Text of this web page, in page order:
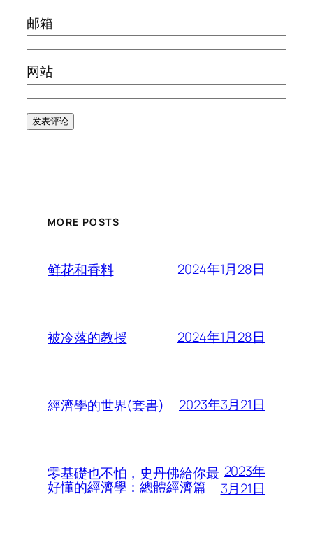
邮箱
网站
MORE POSTS
鲜花和香料 2024年1月28日
被冷落的教授 2024年1月28日
經濟學的世界(套書) 2023年3月21日
零基礎也不怕，史丹佛給你最
好懂的經濟學：總體經濟篇
2023年
3月21日